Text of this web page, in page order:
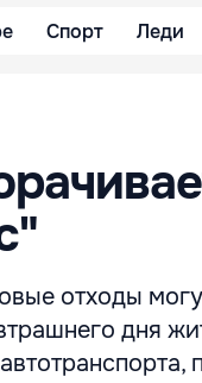
Спорт Леди
отходы
дня